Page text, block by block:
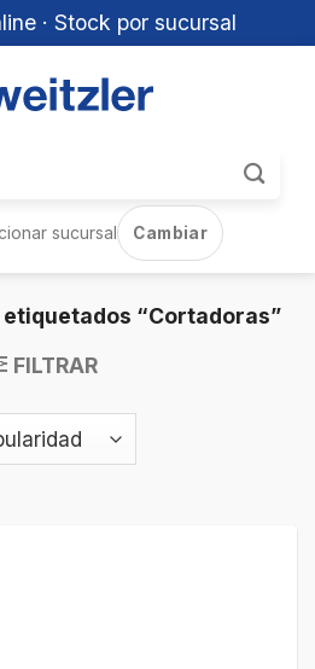
· Stock por sucursal
sucursal Cambiar
“Cortadoras”
FILTRAR